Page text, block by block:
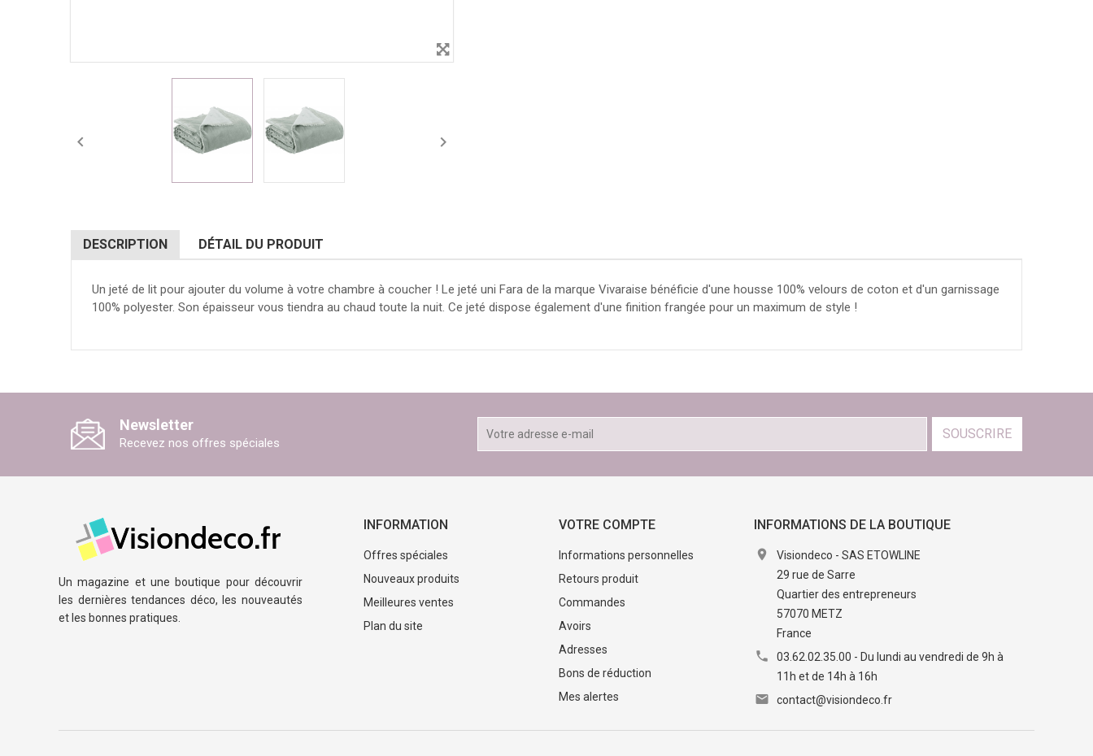
 
DESCRIPTION DÉTAIL DU PRODUIT
Un jeté de lit pour ajouter du volume à votre chambre à coucher ! Le jeté uni Fara de la marque Vivaraise bénéficie d'une housse 100% velours de coton et d'un garnissage
100% polyester. Son épaisseur vous tiendra au chaud toute la nuit. Ce jeté dispose également d'une finition frangée pour un maximum de style !
Newsletter
Recevez nos offres spéciales
SOUSCRIRE
Un magazine et une boutique pour découvrir
les dernières tendances déco, les nouveautés
et les bonnes pratiques.
INFORMATION
Offres spéciales
Nouveaux produits
Meilleures ventes
Plan du site
VOTRE COMPTE
Informations personnelles
Retours produit
Commandes
Avoirs
Adresses
Bons de réduction
Mes alertes
INFORMATIONS DE LA BOUTIQUE

Visiondeco - SAS ETOWLINE
29 rue de Sarre
Quartier des entrepreneurs
57070 METZ
France

03.62.02.35.00 - Du lundi au vendredi de 9h à
11h et de 14h à 16h
 contact@visiondeco.fr